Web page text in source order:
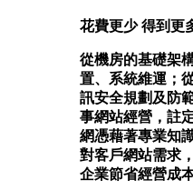
花費更少 得到更
從機房的基礎架
置、系統維運；
訊安全規劃及防
事網站經營，註
網憑藉著專業知
對客戶網站需求
企業節省經營成